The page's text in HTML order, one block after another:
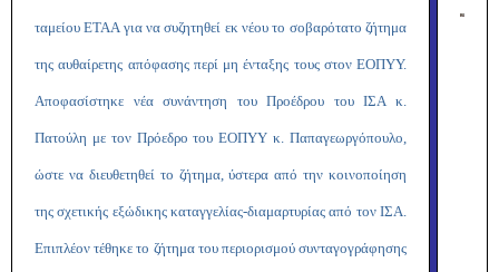
ταμείου ΕΤΑΑ για να συζητηθεί εκ νέου το σοβαρότατο ζήτημα
της αυθαίρετης απόφασης περί μη ένταξης τους στον ΕΟΠΥΥ.
Αποφασίστηκε νέα συνάντηση του Προέδρου του ΙΣΑ κ.
Πατούλη με τον Πρόεδρο του ΕΟΠΥΥ κ. Παπαγεωργόπουλο,
ώστε να διευθετηθεί το ζήτημα, ύστερα από την κοινοποίηση
της σχετικής εξώδικης καταγγελίας-διαμαρτυρίας από τον ΙΣΑ.
Επιπλέον τέθηκε το ζήτημα του περιορισμού συνταγογράφησης